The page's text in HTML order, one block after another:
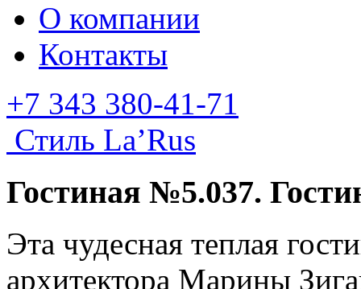
О компании
Контакты
+7 343 380-41-71
Стиль La’Rus
Гостиная №5.037.
Эта чудесная теплая
архитектора Марины